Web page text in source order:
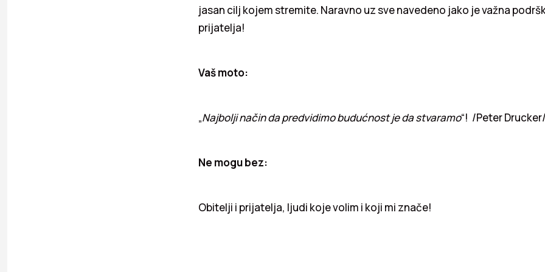
jasan cilj kojem stremite. Naravno uz sve navedeno jako je važna
prijatelja!
Vaš moto:
„Najbolji načinda predvidimo budućnost je da stvaramo“! /Peter Drucker/
Ne mogu bez:
Obitelji i prijatelja, ljudi koje volim i koji mi znače!